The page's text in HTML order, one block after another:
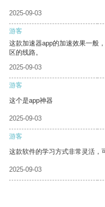
2025-09-03
游客
这款加速器app的加速效果一般
区的线路。
2025-09-03
游客
这个是app神器
2025-09-03
游客
这款软件的学习方式非常灵活，
2025-09-03